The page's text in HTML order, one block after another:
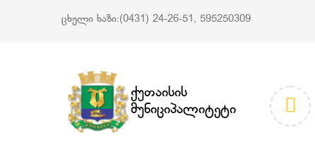
ცხელი ხაზი:(0431) 24-26-51, 595250309
ქუთაისის
მუნიციპალიტეტი